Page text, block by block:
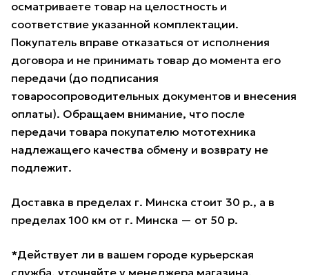
осматриваете товар на целостность и
соответствие указанной комплектации.
Покупатель вправе отказаться от исполнения
договора и не принимать товар до момента его
передачи (до подписания
товаросопроводительных документов и внесения
оплаты). Обращаем внимание, что после
передачи товара покупателю мототехника
надлежащего качества обмену и возврату не
подлежит.
Доставка в пределах г. Минска стоит 30 р., а в
пределах 100 км от г. Минска — от 50 р.
*Действует ли в вашем городе курьерская